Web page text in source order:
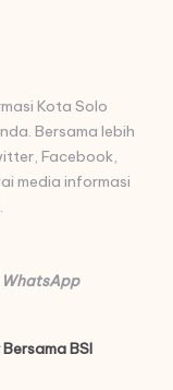
Kota Solo
Bersama lebih
Facebook,
media informasi
BSI